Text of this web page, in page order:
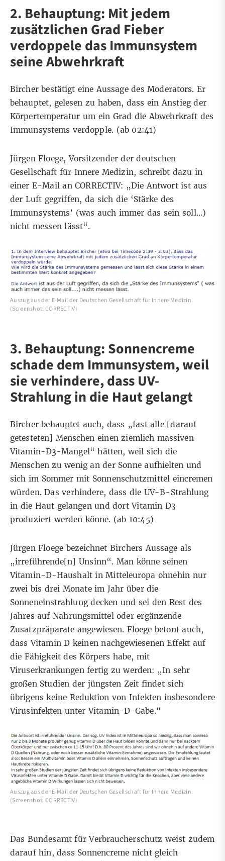
2. Behauptung: Mit jedem
zusätzlichen Grad Fieber
verdoppele das Immunsystem
seine Abwehrkraft
Bircher bestätigt eine Aussage des Moderators. Er
behauptet, gelesen zu haben, dass ein Anstieg der
Körpertemperatur um ein Grad die Abwehrkraft des
Immunsystems verdopple. (ab 02:41)
Jürgen Floege, Vorsitzender der deutschen
Gesellschaft für Innere Medizin, schreibt dazu in
einer E-Mail an CORRECTIV: „Die Antwort ist aus
der Luft gegriffen, da sich die ‘Stärke des
Immunsystems’ (was auch immer das sein soll…)
nicht messen lässt“.
Auszug aus der E-Mail der Deutschen Gesellschaft für Innere Medizin.
(Screenshot: CORRECTIV)
3. Behauptung: Sonnencreme
schade dem Immunsystem, weil
sie verhindere, dass UV-
Strahlung in die Haut gelangt
Bircher behauptet auch, dass „fast alle [darauf
getesteten] Menschen einen ziemlich massiven
Vitamin-D3-Mangel“ hätten, weil sich die
Menschen zu wenig an der Sonne aufhielten und
sich im Sommer mit Sonnenschutzmittel eincremen
würden. Das verhindere, dass die UV-B-Strahlung
in die Haut gelangen und dort Vitamin D3
produziert werden könne. (ab10:45)
Jürgen Floege bezeichnet Birchers Aussage als
„irreführende[n] Unsinn“. Man könne seinen
Vitamin-D-Haushalt in Mitteleuropa ohnehin nur
zwei bis drei Monate im Jahr über die
Sonneneinstrahlung decken und sei den Rest des
Jahres auf Nahrungsmittel oder ergänzende
Zusatzpräparate angewiesen. Floege betont auch,
dass Vitamin D keinen nachgewiesenen Effekt auf
die Fähigkeit des Körpers habe, mit
Viruserkrankungen fertig zu werden: „In sehr
großen Studien der jüngsten Zeit findet sich
übrigens keine Reduktion von Infekten insbesondere
Virusinfekten unter Vitamin-D-Gabe.“
Auszug aus der E-Mail der Deutschen Gesellschaft für Innere Medizin.
(Screenshot: CORRECTIV)
Das Bundesamt für Verbraucherschutz weist zudem
darauf hin, dass Sonnencreme nicht gleich